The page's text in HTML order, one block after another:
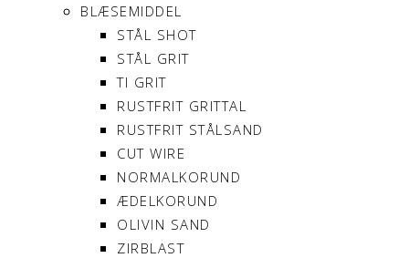
BLÆSEMIDDEL
STÅL SHOT
STÅL GRIT
TI GRIT
RUSTFRIT GRITTAL
RUSTFRIT STÅLSAND
CUT WIRE
NORMALKORUND
ÆDELKORUND
OLIVIN SAND
ZIRBLAST